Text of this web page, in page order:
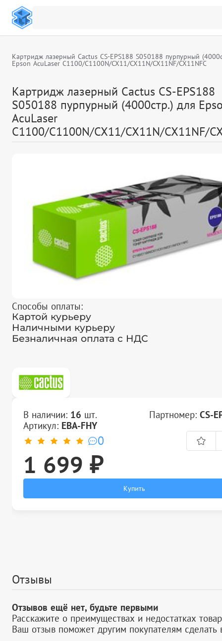
Картридж лазерный Cactus CS-EPS188 S050188 пурпурный
Epson AcuLaser C1100/C1100N/CX11/CX11N/CX11NF/CX11NFC
Картридж лазерный Cactus CS-EPS188
S050188 пурпурный (4000стр.) для
AcuLaser
C1100/C1100N/CX11/CX11N/CX11NF/
Способы оплаты:
Картой курьеру
Наличными курьеру
Безналичная оплата с НДС
В наличии: 16 шт. Партномер: CS-
Артикул: EBA-FHY
0
1 699 ₽
Купить
Отзывы
Отзывов ещё нет, будьте первыми
Расскажите о преимуществах и недостатках
Ваш отзыв поможет другим покупателям сделать